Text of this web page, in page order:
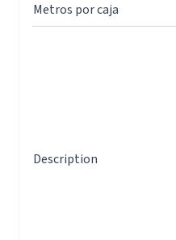
Metros por caja
Description